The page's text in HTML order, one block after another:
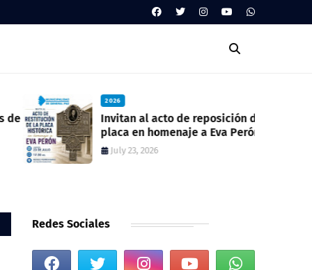
2026
Invitan al acto de reposición de la
placa en homenaje a Eva Perón en la
ex estación del ferrocarril
July 23, 2026
Redes Sociales